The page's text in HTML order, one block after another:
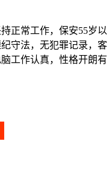
正常工作，保安55岁以
守法，无犯罪记录，客
工作认真，性格开朗有